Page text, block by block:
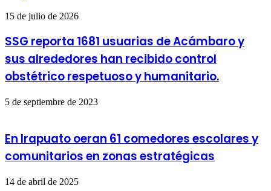
15 de julio de 2026
SSG reporta 1681 usuarias de Acámbaro y
sus alrededores han recibido control
obstétrico respetuoso y humanitario.
5 de septiembre de 2023
En Irapuato oeran 61 comedores escolares y
comunitarios en zonas estratégicas
14 de abril de 2025